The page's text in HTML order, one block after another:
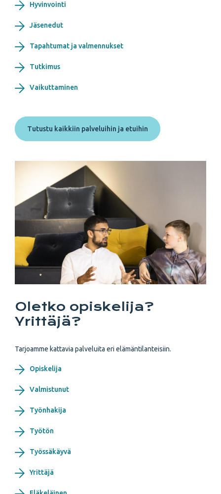
Hyvinvointi
Jäsenedut
Tapahtumat ja valmennukset
Tutkimus
Vaikuttaminen
Tutustu kaikkiin palveluihin ja etuihin
Oletko opiskelija?
Yrittäjä?
Tarjoamme kattavia palveluita eri elämäntilanteisiin.
Opiskelija
Valmistunut
Työnhakija
Työtön
Työssäkäyvä
Yrittäjä